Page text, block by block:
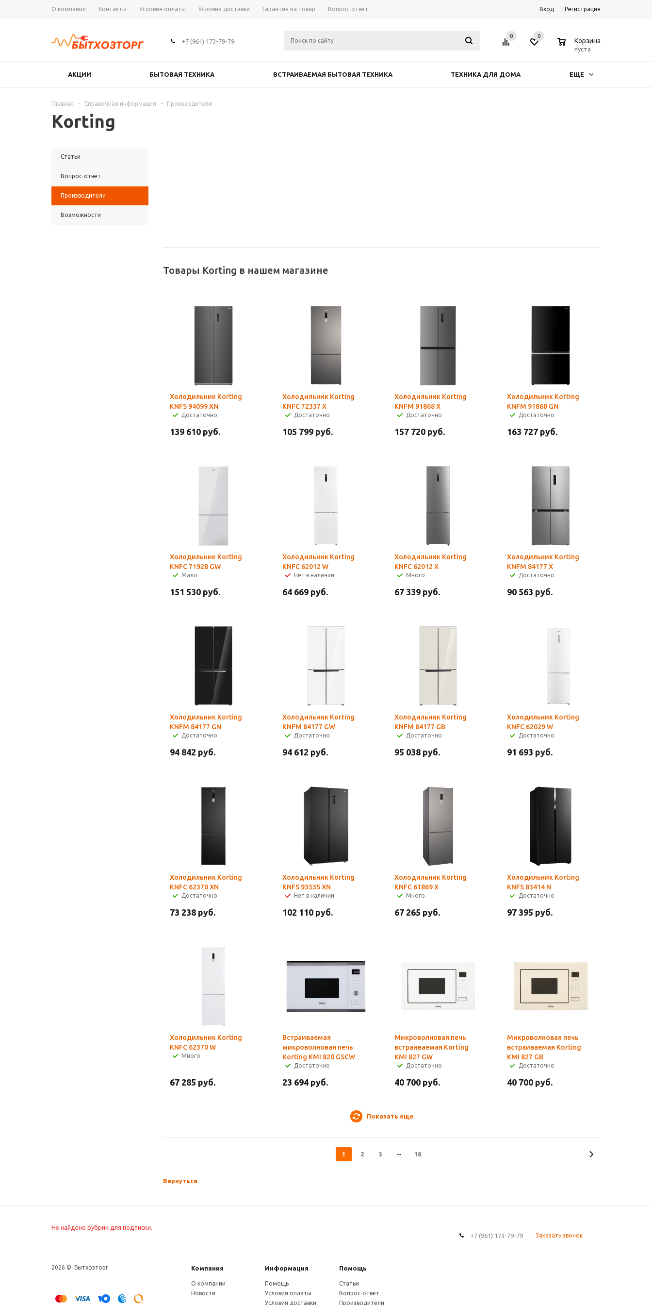
О компании Контакты Условия оплаты Условия доставки Гарантия на товар Вопрос-ответ Вход Регистрация
+7 (961) 173-79-79
0 0
Корзина
пуста
АКЦИИ БЫТОВАЯ ТЕХНИКА ВСТРАИВАЕМАЯ БЫТОВАЯ ТЕХНИКА ТЕХНИКА ДЛЯ ДОМА ЕЩЕ
Главная - Справочная информация - Производители
Korting
Статьи
Вопрос-ответ
Производители
Возможности
Товары Korting в нашем магазине
Холодильник Korting
KNFS 94099 XN
Достаточно
139 610 руб.
Холодильник Korting
KNFC 72337 X
Достаточно
105 799руб.
Холодильник Korting
KNFM 91868 X
Достаточно
157 720 руб.
Холодильник Korting
KNFM 91868 GN
Достаточно
163 727руб.
Холодильник Korting
KNFC 71928 GW
Мало
151 530 руб.
Холодильник Korting
KNFC 62012 W
Нет в наличии
64 669руб.
Холодильник Korting
KNFC 62012 X
Много
67 339 руб.
Холодильник Korting
KNFM 84177 X
Достаточно
90 563 руб.
Холодильник Korting
KNFM 84177 GN
Достаточно
94 842 руб.
Холодильник Korting
KNFM 84177 GW
Достаточно
94 612 руб.
Холодильник Korting
KNFM 84177 GB
Достаточно
95 038 руб.
Холодильник Korting
KNFC 62029 W
Достаточно
91 693 руб.
Холодильник Korting
KNFC 62370 XN
Достаточно
73 238 руб.
Холодильник Korting
KNFS 93535 XN
Нет в наличии
102 110руб.
Холодильник Korting
KNFC 61869 X
Много
67 265 руб.
Холодильник Korting
KNFS 83414 N
Достаточно
97 395 руб.
Холодильник Korting
KNFC 62370 W
Много
67 285 руб.
Встраиваемая
микроволновая печь
Korting KMI 820 GSCW
Достаточно
23 694руб.
Микроволновая печь
встраиваемая Korting
KMI 827 GW
Достаточно
40 700 руб.
Микроволновая печь
встраиваемая Korting
KMI 827 GB
Достаточно
40 700руб.
Показать еще
1 2 3 18
Вернуться
Не найдено рубрик для подписки.
+7 (961) 173-79-79
Заказать звонок
2026 © Бытхозторг Компания Информация Помощь
О компании
Новости
Помощь
Условия оплаты
Условия доставки
Статьи
Вопрос-ответ
Производители